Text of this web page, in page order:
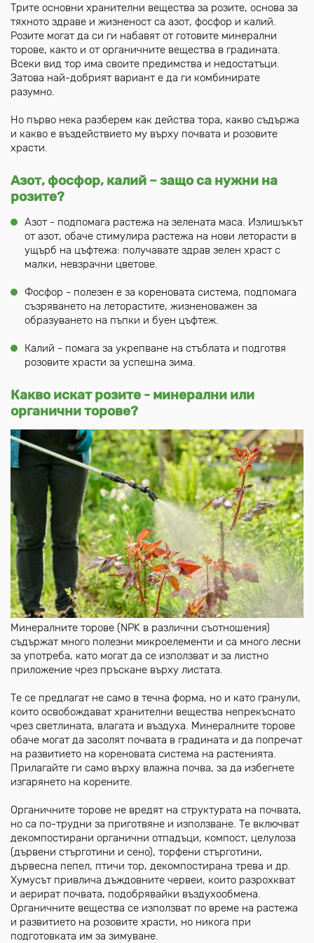
Трите основни хранителни вещества за розите, основа за
тяхното здраве и жизненост са азот, фосфор и калий.
Розите могат да си ги набавят от готовите минерални
торове, както и от органичните вещества в градината.
Всеки вид тор има своите предимства и недостатъци.
Затова най-добрият вариант е да ги комбинирате
разумно.
Но първо нека разберем как действа тора, какво съдържа
и какво е въздействието му върху почвата и розовите
храсти.
Азот, фосфор, калий – защо са нужни на
розите?
Азот - подпомага растежа на зелената маса. Излишъкът
от азот, обаче стимулира растежа на нови леторасти в
ущърб на цъфтежа: получавате здрав зелен храст с
малки, невзрачни цветове.
Фосфор - полезен е за кореновата система, подпомага
съзряването на леторастите, жизненоважен за
образуването на пъпки и буен цъфтеж.
Калий - помага за укрепване на стъблата и подготвя
розовите храсти за успешна зима.
Какво искат розите - минерални или
органични торове?
Минералните торове (NPK в различни съотношения)
съдържат много полезни микроелементи и са много лесни
за употреба, като могат да се използват и за листно
приложение чрез пръскане върху листата.
Те се предлагат не само в течна форма, но и като гранули,
които освобождават хранителни вещества непрекъснато
чрез светлината, влагата и въздуха. Минералните торове
обаче могат да засолят почвата в градината и да попречат
на развитието на кореновата система на растенията.
Прилагайте ги само върху влажна почва, за да избегнете
изгарянето на корените.
Органичните торове не вредят на структурата на почвата,
но са по-трудни за приготвяне и използване. Те включват
декомпостирани органични отпадъци, компост, целулоза
(дървени стърготини и сено), торфени стърготини,
дървесна пепел, птичи тор, декомпостирана трева и др.
Хумусът привлича дъждовните червеи, които разрохкват
и аерират почвата, подобрявайки въздухообмена.
Органичните вещества се използват по време на растежа
и развитието на розовите храсти, но никога при
подготовката им за зимуване.